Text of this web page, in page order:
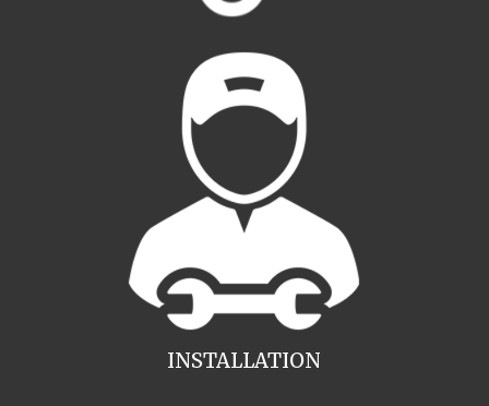
INSTALLATION